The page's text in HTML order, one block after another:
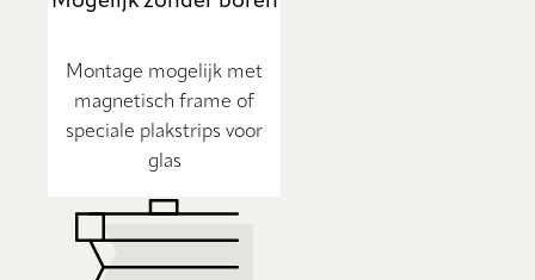
Montage mogelijk met
magnetisch frame of
speciale plakstrips voor
glas